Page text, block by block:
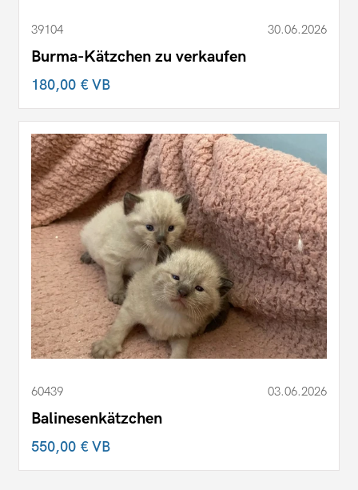
39104 30.06.2026
Burma-Kätzchen zu verkaufen
180,00 €VB
60439 03.06.2026
Balinesenkätzchen
550,00 €VB